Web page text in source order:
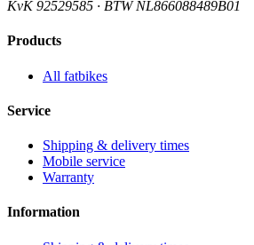
KvK 92529585 · BTW NL866088489B01
Products
All fatbikes
Service
Shipping & delivery times
Mobile service
Warranty
Information